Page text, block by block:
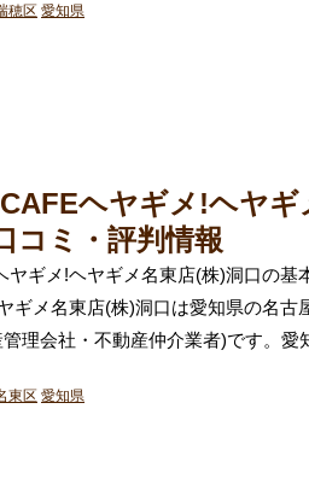
穂区 愛知県
ヘヤギメ!ヘヤギ
コミ・評判情報
ヤギメ!ヘヤギメ名東店(株)洞口の基
ギメ名東店(株)洞口は愛知県の名古
理会社・不動産仲介業者)です。愛
東区 愛知県